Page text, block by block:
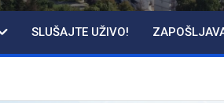
SLUŠAJTE UŽIVO!